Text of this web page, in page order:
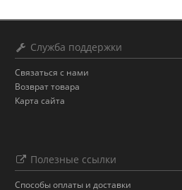
Служба поддержки
Связаться с нами
Возврат товара
Карта сайта
Полезные ссылки
Способы оплаты и доставки